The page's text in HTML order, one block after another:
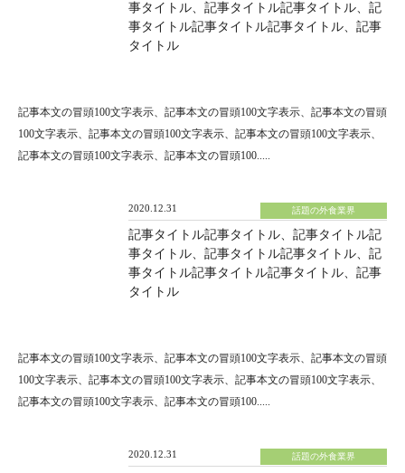
事タイトル、記事タイトル記事タイトル、記
事タイトル記事タイトル記事タイトル、記事
タイトル
記事本文の冒頭100文字表示、記事本文の冒頭100文字表示、記事本文の冒頭
100文字表示、記事本文の冒頭100文字表示、記事本文の冒頭100文字表示、
記事本文の冒頭100文字表示、記事本文の冒頭100.....
2020.12.31 話題の外食業界
記事タイトル記事タイトル、記事タイトル記
事タイトル、記事タイトル記事タイトル、記
事タイトル記事タイトル記事タイトル、記事
タイトル
記事本文の冒頭100文字表示、記事本文の冒頭100文字表示、記事本文の冒頭
100文字表示、記事本文の冒頭100文字表示、記事本文の冒頭100文字表示、
記事本文の冒頭100文字表示、記事本文の冒頭100.....
2020.12.31 話題の外食業界